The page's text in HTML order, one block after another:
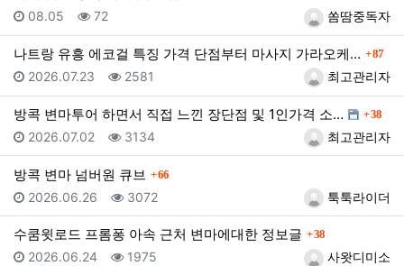
등록자쏨땀중독자
등록일
08.05 조회
72
나트랑 유흥 에코걸 특징 가격 단점부터 마사지 가라오케… 댓글
87
등록자최고관리자
등록일
2026.07.23 조회
2581
방콕 변마투어 하면서 직접 느낀 장단점 및 1인가격 소… 댓글
38
등록자최고관리자
등록일
2026.07.02 조회
3134
방콕 변마 넘버원 큐브 댓글
66
등록자툭툭라이더
등록일
2026.06.26 조회
3072
수쿰윗로드 프롬퐁 아속 근처 변마에대한 정보글 댓글
38
등록자사왓디미소
등록일
2026.06.24 조회
1975